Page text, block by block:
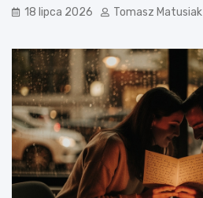
18 lipca 2026 Tomasz Matusiak